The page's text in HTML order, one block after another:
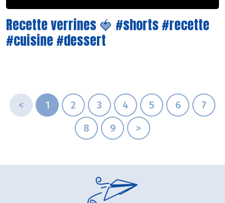
Recette verrines 🍓 #shorts #recette
#cuisine #dessert
< 1 2 3 4 5 6
7
8
9 >